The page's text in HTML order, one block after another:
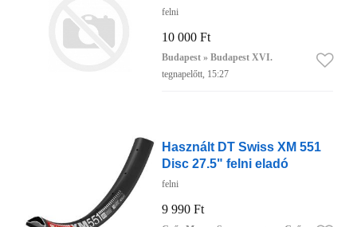
felni
10 000 Ft
Budapest » Budapest XVI.
tegnapelőtt, 15:27
Használt DT Swiss XM 551
Disc 27.5" felni eladó
felni
9 990 Ft